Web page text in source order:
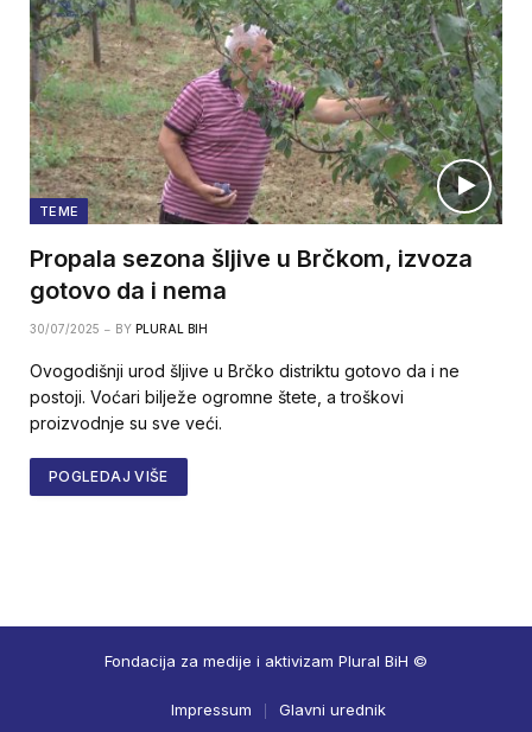
TEME
Propala sezona šljive u Brčkom, izvoza
gotovo da i nema
30/07/2025 BY PLURAL BIH
Ovogodišnji urod šljive u Brčko distriktu gotovo da i ne
postoji. Voćari bilježe ogromne štete, a troškovi
proizvodnje su sve veći.
POGLEDAJ VIŠE
Fondacija za medije i aktivizam Plural BiH ©
Impressum
Glavni urednik